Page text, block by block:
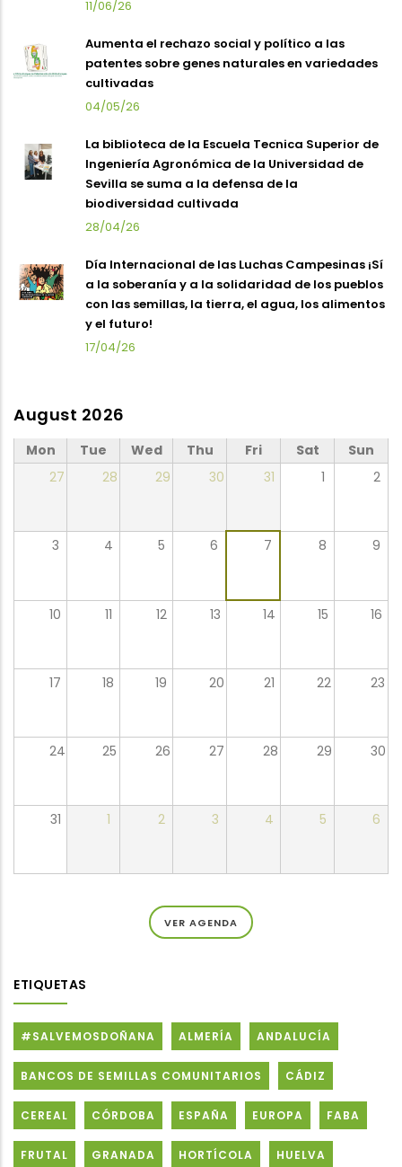
11/06/26
Aumenta el rechazo social y político a las
patentes sobre genes naturales en variedades
cultivadas
04/05/26
La biblioteca de la Escuela Tecnica Superior de
Ingeniería Agronómica de la Universidad de
Sevilla se suma a la defensa de la
biodiversidad cultivada
28/04/26
Día Internacional de las Luchas Campesinas ¡Sí
a la soberanía y a la solidaridad de los pueblos
con las semillas, la tierra, el agua, los alimentos
y el futuro!
17/04/26
August 2026
Mon Tue Wed Thu Fri Sat
Sun
27
28 29 30 31 1 2
3 4 5 6 7 8 9
10 11 12 13 14 15 16
17 18 19 20 21 22 23
24 25 26 27 28 29 30
31 1 2 3 4 5 6
VER AGENDA
ETIQUETAS
#SALVEMOSDOÑANA ALMERÍA ANDALUCÍA
BANCOS DE SEMILLAS COMUNITARIOS CÁDIZ
CEREAL CÓRDOBA ESPAÑA EUROPA FABA
FRUTAL GRANADA HORTÍCOLA HUELVA